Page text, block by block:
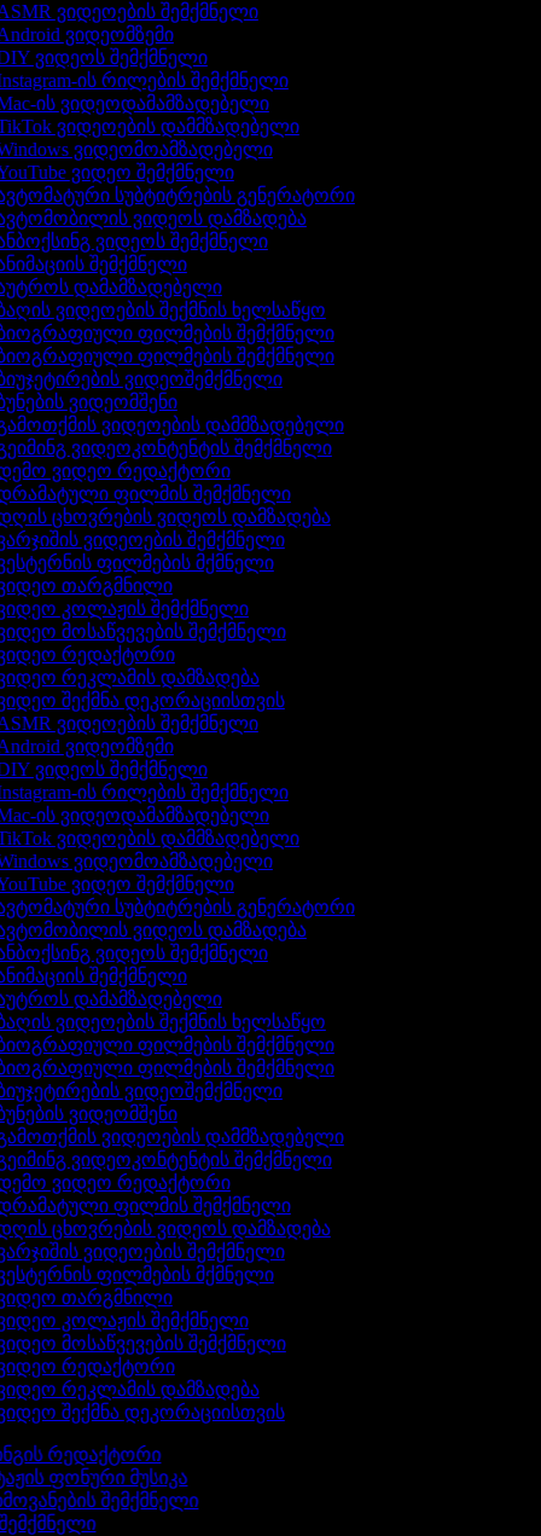
ვიდეოების შემქმნელი
ვიდეომზემი
ვიდეოს შემქმნელი
ის რილების შემქმნელი
ის ვიდეოდამამზადებელი
ვიდეოების დამმზადებელი
ვიდეომოამზადებელი
ვიდეო შემქმნელი
სუბტიტრების გენერატორი
ვიდეოს დამზადება
ვიდეოს შემქმნელი
შემქმნელი
დამამზადებელი
ვიდეოების შექმნის ხელსაწყო
ფილმების შემქმნელი
ფილმების შემქმნელი
ვიდეოშემქმნელი
ვიდეომშენი
ვიდეოების დამმზადებელი
ვიდეოკონტენტის შემქმნელი
ვიდეო რედაქტორი
ფილმის შემქმნელი
ცხოვრების ვიდეოს დამზადება
ვიდეოების შემქმნელი
ფილმების მქმნელი
თარგმნილი
კოლაჟის შემქმნელი
მოსაწვევების შემქმნელი
რედაქტორი
რეკლამის დამზადება
შექმნა დეკორაციისთვის
ვიდეოების შემქმნელი
ვიდეომზემი
ვიდეოს შემქმნელი
ის რილების შემქმნელი
ის ვიდეოდამამზადებელი
ვიდეოების დამმზადებელი
ვიდეომოამზადებელი
ვიდეო შემქმნელი
სუბტიტრების გენერატორი
ვიდეოს დამზადება
ვიდეოს შემქმნელი
შემქმნელი
დამამზადებელი
ვიდეოების შექმნის ხელსაწყო
ფილმების შემქმნელი
ფილმების შემქმნელი
ვიდეოშემქმნელი
ვიდეომშენი
ვიდეოების დამმზადებელი
ვიდეოკონტენტის შემქმნელი
ვიდეო რედაქტორი
ფილმის შემქმნელი
ცხოვრების ვიდეოს დამზადება
ვიდეოების შემქმნელი
ფილმების მქმნელი
თარგმნილი
კოლაჟის შემქმნელი
მოსაწვევების შემქმნელი
რედაქტორი
რეკლამის დამზადება
შექმნა დეკორაციისთვის
რედაქტორი
ფონური მუსიკა
შემქმნელი